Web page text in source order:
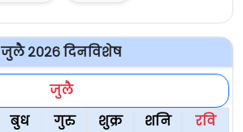
जुलै २०२६ दिनविशेष
जुलै
बुध गुरु शुक्र शनि
रवि